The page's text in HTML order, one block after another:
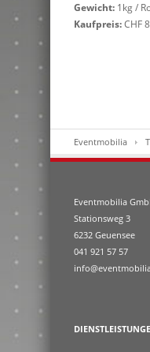
Gewicht: 1kg /
Kaufpreis:CHF
Eventmobilia
Eventmobilia
Stationsweg 3
6232 Geuensee
041 921 57 57